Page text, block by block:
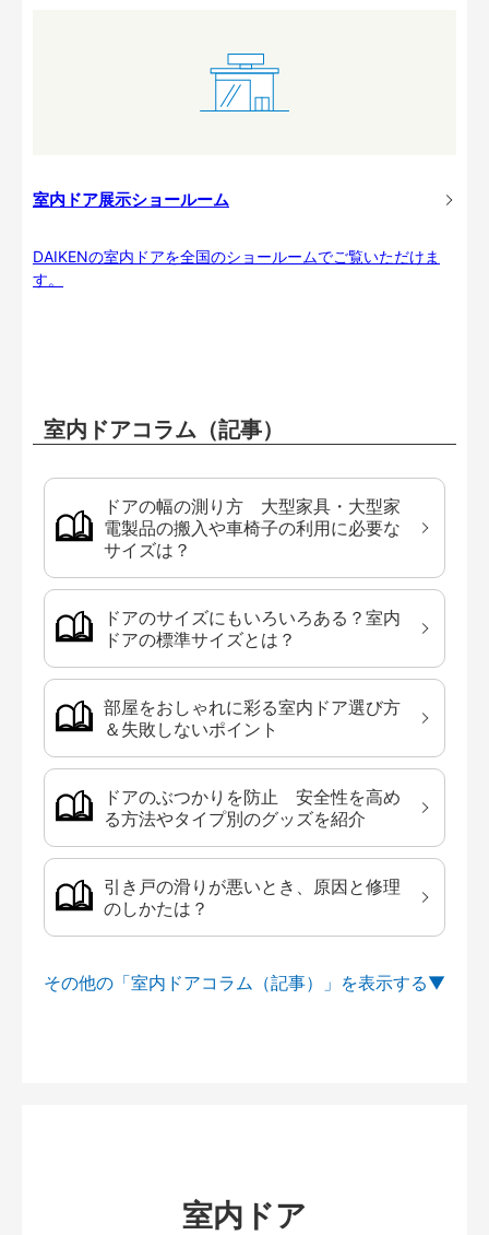
室内ドア展示ショールーム
DAIKENの室内ドアを全国のショールームでご覧いただけま
す。
室内ドアコラム（記事）
ドアの幅の測り方 大型家具・大型家
電製品の搬入や車椅子の利用に必要な
サイズは？
ドアのサイズにもいろいろある？室内
ドアの標準サイズとは？
部屋をおしゃれに彩る室内ドア選び方
＆失敗しないポイント
ドアのぶつかりを防止 安全性を高め
る方法やタイプ別のグッズを紹介
引き戸の滑りが悪いとき、原因と修理
のしかたは？
その他の「室内ドアコラム（記事）」を
室内ドア